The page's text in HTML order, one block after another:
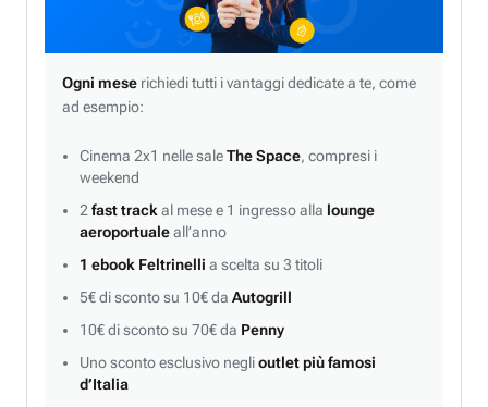
Ogni mese richiedi tutti i vantaggi dedicate a te, come
ad esempio:
Cinema 2x1 nelle saleThe Space, compresi i
weekend
2 fast track al mese e 1 ingresso alla lounge
aeroportualeall’anno
1 ebook Feltrinelli a scelta su 3 titoli
5€ di sconto su 10€ da Autogrill
10€ di sconto su 70€ da Penny
Uno sconto esclusivo neglioutlet più famosi
d’Italia